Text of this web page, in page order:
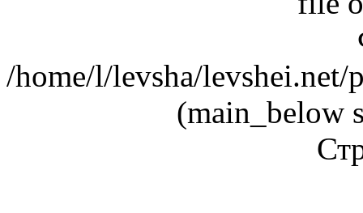
/home/l/levsha/
(main_below